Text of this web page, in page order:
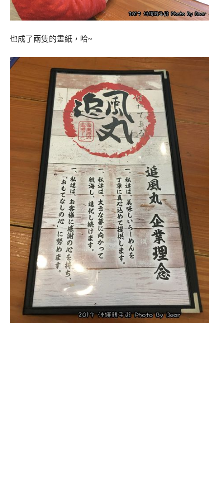
也成了兩隻的畫紙，哈~